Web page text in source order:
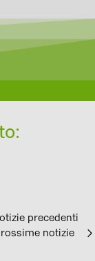
precedenti
notizie